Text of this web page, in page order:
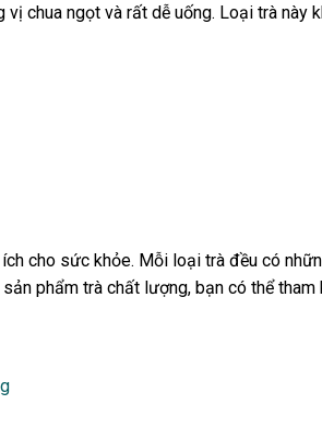
chua ngọt và rất dễ uống. Loại trà này
cho sức khỏe. Mỗi loại trà đều có
phẩm trà chất lượng, bạn có thể tham